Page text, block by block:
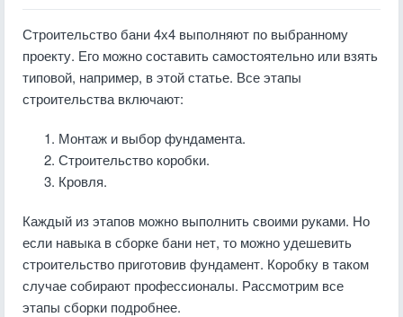
Строительство бани 4х4 выполняют по выбранному
проекту. Его можно составить самостоятельно или взять
типовой, например, в этой статье. Все этапы
строительства включают:
Монтаж и выбор фундамента.
Строительство коробки.
Кровля.
Каждый из этапов можно выполнить своими руками. Но
если навыка в сборке бани нет, то можно удешевить
строительство приготовив фундамент. Коробку в таком
случае собирают профессионалы. Рассмотрим все
этапы сборки подробнее.